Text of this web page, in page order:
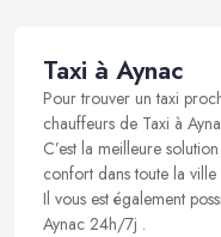
Taxi à Aynac
Pour trouver un taxi
chauffeurs de Taxi à
C’est la meilleure
confort dans toute la ville
Il vous est également
Aynac 24h/7j .